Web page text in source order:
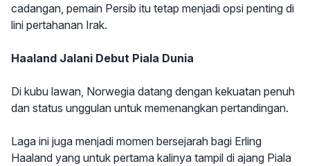
cadangan, pemain Persib itu tetap menjadi opsi penting di
lini pertahanan Irak.
Haaland Jalani Debut Piala Dunia
Di kubu lawan, Norwegia datang dengan kekuatan penuh
dan status unggulan untuk memenangkan pertandingan.
Laga ini juga menjadi momen bersejarah bagi Erling
Haaland yang untuk pertama kalinya tampil di ajang Piala